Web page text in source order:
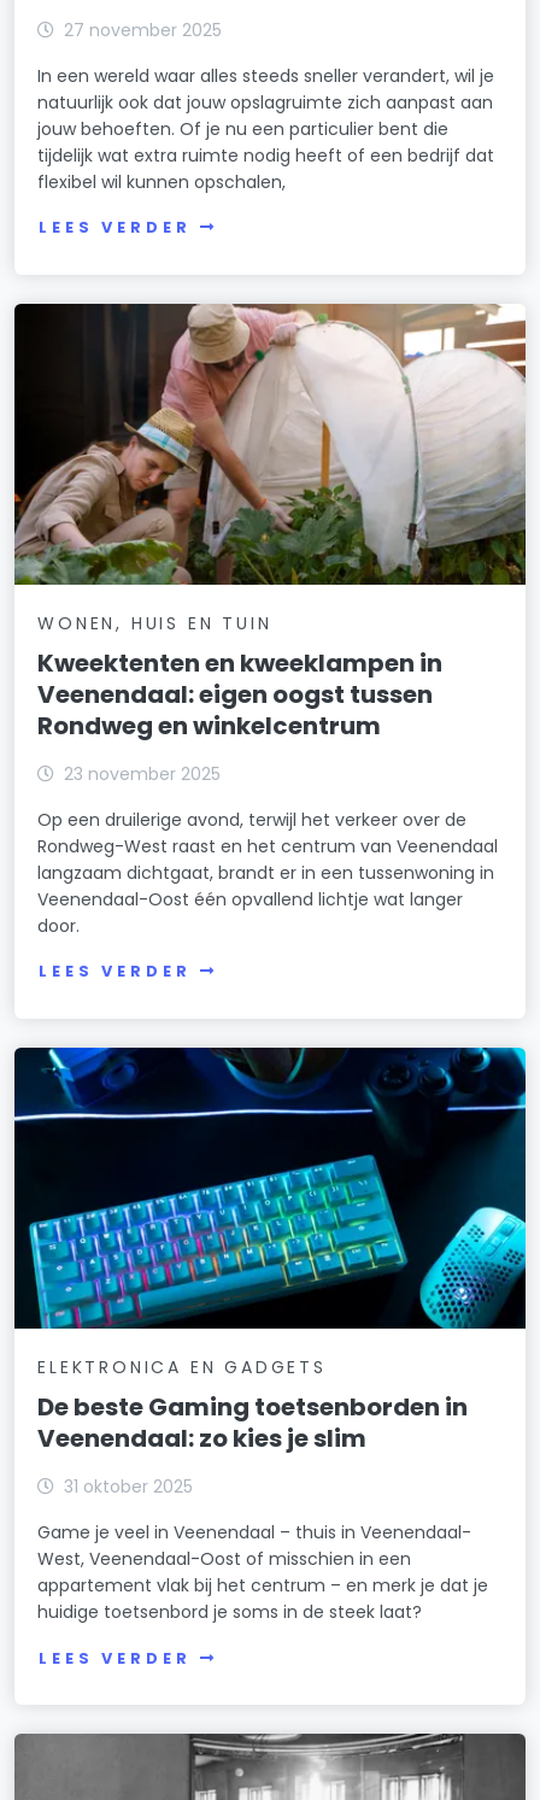
27 november 2025
In een wereld waar alles steeds sneller verandert, wil je
natuurlijk ook dat jouw opslagruimte zich aanpast aan
jouw behoeften. Of je nu een particulier bent die
tijdelijk wat extra ruimte nodig heeft of een bedrijf dat
flexibel wil kunnen opschalen,
LEES VERDER
WONEN, HUIS EN TUIN
Kweektenten en kweeklampen in
Veenendaal: eigen oogst tussen
Rondweg en winkelcentrum
23 november 2025
Op een druilerige avond, terwijl het verkeer over de
Rondweg-West raast en het centrum van Veenendaal
langzaam dichtgaat, brandt er in een tussenwoning in
Veenendaal-Oost één opvallend lichtje wat langer
door.
LEES VERDER
ELEKTRONICA EN GADGETS
De beste Gaming toetsenborden in
Veenendaal: zo kies je slim
31 oktober 2025
Game je veel in Veenendaal – thuis in Veenendaal-
West, Veenendaal-Oost of misschien in een
appartement vlak bij het centrum – en merk je dat je
huidige toetsenbord je soms in de steek laat?
LEES VERDER